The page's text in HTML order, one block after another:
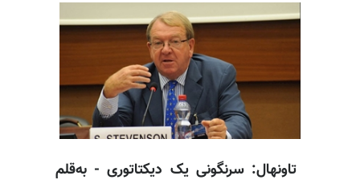
تاونهال: سرنگونی یک دیکتاتوری - به‌قلم